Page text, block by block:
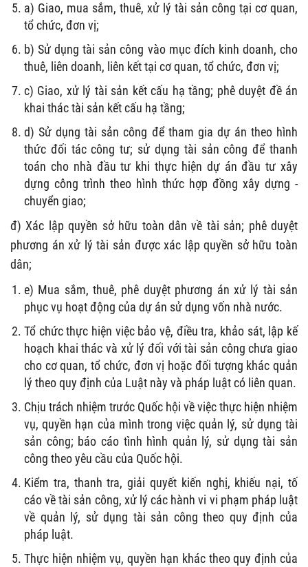
a) Giao, mua sắm, thuê, xử lý tài sản công tại cơ quan,
tổ chức, đơn vị;
b) Sử dụng tài sản công vào mục đích kinh doanh, cho
thuê, liên doanh, liên kết tại cơ quan, tổ chức, đơn vị;
c) Giao, xử lý tài sản kết cấu hạ tầng; phê duyệt đề án
khai thác tài sản kết cấu hạ tầng;
d) Sử dụng tài sản công để tham gia dự án theo hình
thức đối tác công tư; sử dụng tài sản công để thanh
toán cho nhà đầu tư khi thực hiện dự án đầu tư xây
dựng công trình theo hình thức hợp đồng xây dựng -
chuyển giao;
đ) Xác lập quyền sở hữu toàn dân về tài sản; phê duyệt
phương án xử lý tài sản được xác lập quyền sở hữu toàn
dân;
e) Mua sắm, thuê, phê duyệt phương án xử lý tài sản
phục vụ hoạt động của dự án sử dụng vốn nhà nước.
Tổ chức thực hiện việc bảo vệ, điều tra, khảo sát, lập kế
hoạch khai thác và xử lý đối với tài sản công chưa giao
cho cơ quan, tổ chức, đơn vị hoặc đối tượng khác quản
lý theo quy định của Luật này và pháp luật có liên quan.
Chịu trách nhiệm trước Quốc hội về việc thực hiện nhiệm
vụ, quyền hạn của mình trong việc quản lý, sử dụng tài
sản công; báo cáo tình hình quản lý, sử dụng tài sản
công theo yêu cầu của Quốc hội.
Kiểm tra, thanh tra, giải quyết kiến nghị, khiếu nại, tố
cáo về tài sản công, xử lý các hành vi vi phạm pháp luật
về quản lý, sử dụng tài sản công theo quy định của
pháp luật.
Thực hiện nhiệm vụ, quyền hạn khác theo quy định của